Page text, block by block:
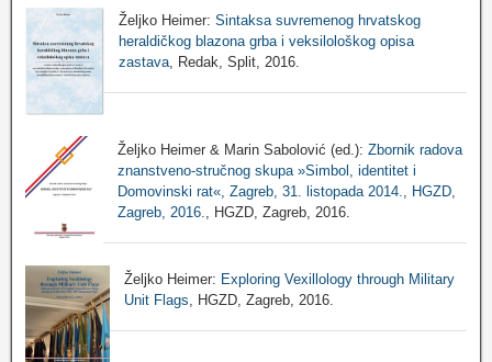
Željko Heimer: Sintaksa suvremenog hrvatskog
heraldičkog blazona grba i veksilološkog opisa
zastava, Redak, Split, 2016.
Željko Heimer & Marin Sabolović (ed.): Zbornik radova
znanstveno-stručnog skupa »Simbol, identitet i
Domovinski rat«, Zagreb, 31. listopada 2014., HGZD,
Zagreb, 2016.
, HGZD, Zagreb, 2016.
Željko Heimer: Exploring Vexillology through Military
Unit Flags , HGZD, Zagreb, 2016.